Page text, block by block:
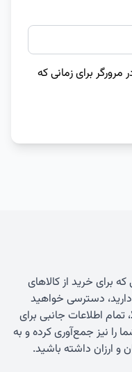
برای زمانی که
برای خرید از کالاهای
دارید، دسترسی خواهید
، تمام اطلاعات جانبی برای
را نیز جمع‌آوری کرده و به
و ارزان داشته باشید.